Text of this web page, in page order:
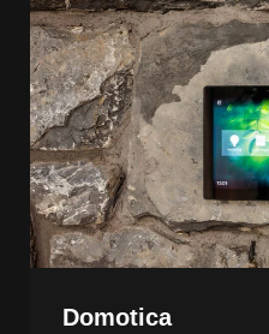
Domotica